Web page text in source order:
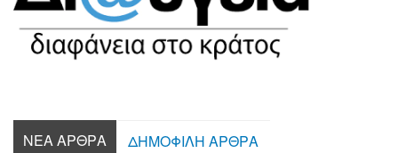
ΝΈΑ ΆΡΘΡΑ
ΔΗΜΟΦΙΛΉ ΆΡΘΡΑ